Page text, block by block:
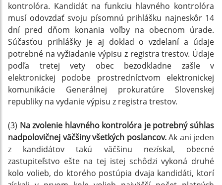
kontrolóra. Kandidát na funkciu hlavného kontrolóra
musí odovzdať svoju písomnú prihlášku najneskôr 14
dní pred dňom konania voľby na obecnom úrade.
Súčasťou prihlášky je aj doklad o vzdelaní a údaje
potrebné na vyžiadanie výpisu z registra trestov. Údaje
podľa tretej vety obec bezodkladne zašle v
elektronickej podobe prostredníctvom elektronickej
komunikácie Generálnej prokuratúre Slovenskej
republiky na vydanie výpisu z registra trestov.
(3) Na zvolenie hlavného kontrolóra je potrebný súhlas
nadpolovičnej väčšiny všetkých poslancov.Ak ani jeden
z kandidátov takú väčšinu nezískal, obecné
zastupiteľstvo ešte na tej istej schôdzi vykoná druhé
kolo volieb, do ktorého postúpia dvaja kandidáti, ktorí